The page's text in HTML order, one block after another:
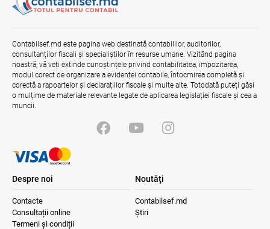
Contabilsef.md este pagina web destinată contabililor, auditorilor,
consultanților fiscali și specialiștilor în resurse umane. Vizitând pagina
noastră, vă veți extinde cunoștințele privind contabilitatea, impozitarea,
modul corect de organizare a evidenței contabile, întocmirea completă și
corectă a rapoartelor și declarațiilor fiscale și multe alte. Totodată puteți găsi
o mulțime de materiale relevante legate de aplicarea legislației fiscale și cea a
muncii.
Despre noi
Contacte
Consultații online
Termeni și condiții
Noutăţi
Contabilsef.md
Știri